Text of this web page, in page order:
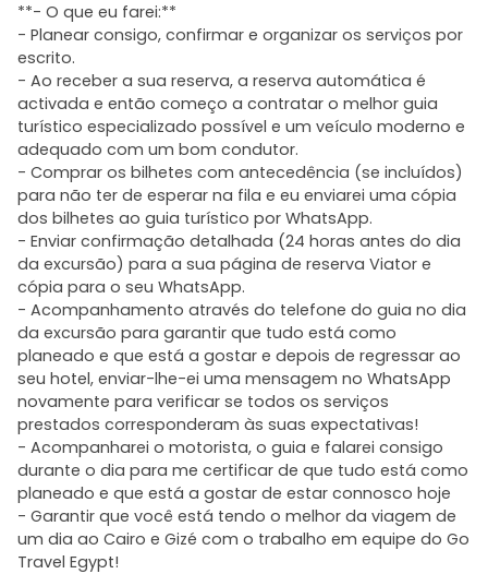
**- O que eu farei:**
- Planear consigo, confirmar e organizar os serviços por
escrito.
- Ao receber a sua reserva, a reserva automática é
activada e então começo a contratar o melhor guia
turístico especializado possível e um veículo moderno e
adequado com um bom condutor.
- Comprar os bilhetes com antecedência (se incluídos)
para não ter de esperar na fila e eu enviarei uma cópia
dos bilhetes ao guia turístico por WhatsApp.
- Enviar confirmação detalhada (24 horas antes do dia
da excursão) para a sua página de reserva Viator e
cópia para o seu WhatsApp.
- Acompanhamento através do telefone do guia no dia
da excursão para garantir que tudo está como
planeado e que está a gostar e depois de regressar ao
seu hotel, enviar-lhe-ei uma mensagem no WhatsApp
novamente para verificar se todos os serviços
prestados corresponderam às suas expectativas!
- Acompanharei o motorista, o guia e falarei consigo
durante o dia para me certificar de que tudo está como
planeado e que está a gostar de estar connosco hoje
- Garantir que você está tendo o melhor da viagem de
um dia ao Cairo e Gizé com o trabalho em equipe do Go
Travel Egypt!